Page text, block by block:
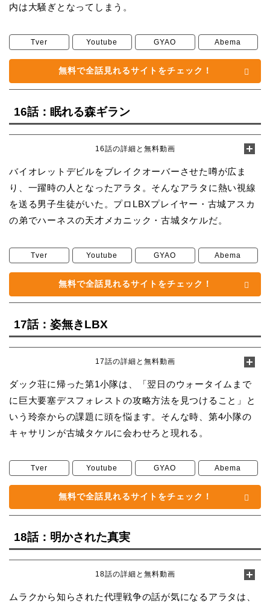
内は大騒ぎとなってしまう。
Tver Youtube GYAO Abema
無料で全話見れるサイトをチェック！
16話：眠れる森ギラン
16話の詳細と無料動画
バイオレットデビルをブレイクオーバーさせた噂が広ま
り、一躍時の人となったアラタ。そんなアラタに熱い視線
を送る男子生徒がいた。プロLBXプレイヤー・古城アスカ
の弟でハーネスの天才メカニック・古城タケルだ。
Tver Youtube GYAO Abema
無料で全話見れるサイトをチェック！
17話：姿無きLBX
17話の詳細と無料動画
ダック荘に帰った第1小隊は、「翌日のウォータイムまで
に巨大要塞デスフォレストの攻略方法を見つけること」と
いう玲奈からの課題に頭を悩ます。そんな時、第4小隊の
キャサリンが古城タケルに会わせろと現れる。
Tver Youtube GYAO Abema
無料で全話見れるサイトをチェック！
18話：明かされた真実
18話の詳細と無料動画
ムラクから知らされた代理戦争の話が気になるアラタは、